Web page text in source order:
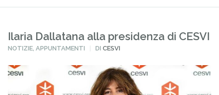
mail
Ilaria Dallatana alla presidenza di CESVI
PUBBLICATO
NOTIZIE,APPUNTAMENTI DICESVI